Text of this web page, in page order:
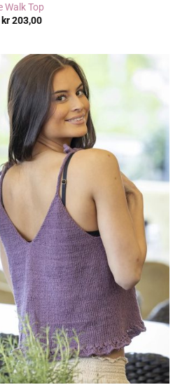
Walk Top
kr203,00Prisområde: